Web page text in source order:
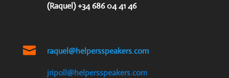
(Raquel) +34 686 04 41 46
 raquel@helpersspeakers.com
jripoll@helpersspeakers.com